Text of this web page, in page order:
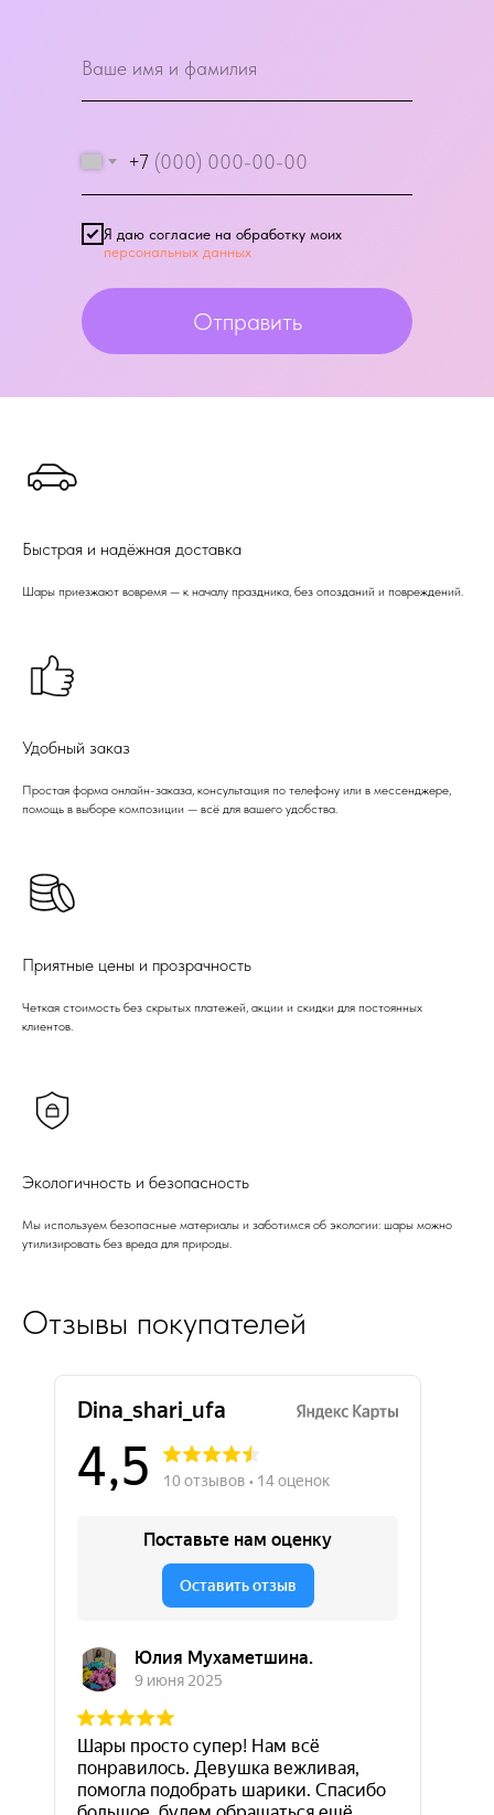
+7
Я даю согласие на обработку моих
персональных данных
Отправить
Быстрая и надёжная доставка
Шары приезжают вовремя — к началу праздника, без опозданий и повреждений.
Удобный заказ
Простая форма онлайн-заказа, консультация по телефону или в мессенджере,
помощь в выборе композиции — всё для вашего удобства.
Приятные цены и прозрачность
Четкая стоимость без скрытых платежей, акции и скидки для постоянных
клиентов.
Экологичность и безопасность
Мы используем безопасные материалы и заботимся об экологии: шары можно
утилизировать без вреда для природы.
Отзывы покупателей